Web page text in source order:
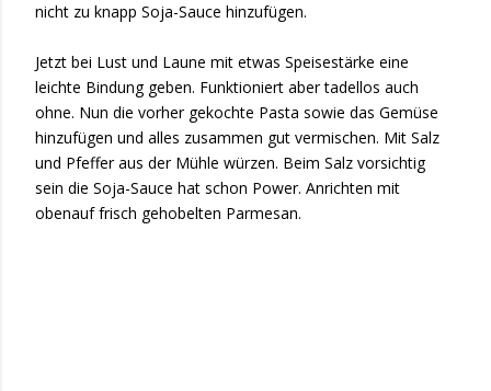
nicht zu knapp Soja-Sauce hinzufügen.
Jetzt bei Lust und Laune mit etwas Speisestärke eine
leichte Bindung geben. Funktioniert aber tadellos auch
ohne. Nun die vorher gekochte Pasta sowie das Gemüse
hinzufügen und alles zusammen gut vermischen. Mit Salz
und Pfeffer aus der Mühle würzen. Beim Salz vorsichtig
sein die Soja-Sauce hat schon Power. Anrichten mit
obenauf frisch gehobelten Parmesan.